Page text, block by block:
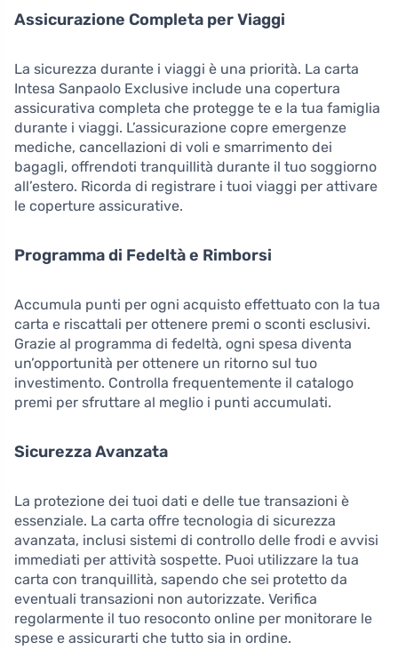
Assicurazione Completa per Viaggi
La sicurezza durante i viaggi è una priorità. La carta
Intesa Sanpaolo Exclusive include una copertura
assicurativa completa che protegge te e la tua famiglia
durante i viaggi. L’assicurazione copre emergenze
mediche, cancellazioni di voli e smarrimento dei
bagagli, offrendoti tranquillità durante il tuo soggiorno
all’estero. Ricorda di registrare i tuoi viaggi per attivare
le coperture assicurative.
Programma di Fedeltà e Rimborsi
Accumula punti per ogni acquisto effettuato con la tua
carta e riscattali per ottenere premi o sconti esclusivi.
Grazie al programma di fedeltà, ogni spesa diventa
un’opportunità per ottenere un ritorno sul tuo
investimento. Controlla frequentemente il catalogo
premi per sfruttare al meglio i punti accumulati.
Sicurezza Avanzata
La protezione dei tuoi dati e delle tue transazioni è
essenziale. La carta offre tecnologia di sicurezza
avanzata, inclusi sistemi di controllo delle frodi e avvisi
immediati per attività sospette. Puoi utilizzare la tua
carta con tranquillità, sapendo che sei protetto da
eventuali transazioni non autorizzate. Verifica
regolarmente il tuo resoconto online per monitorare le
spese e assicurarti che tutto sia in ordine.